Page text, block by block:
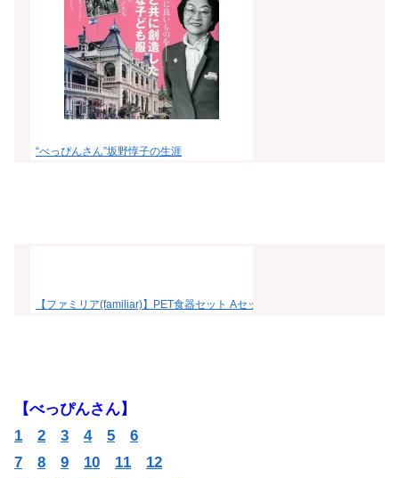
“べっぴんさん”坂野惇子の生涯
【ファミリア(familiar)】PET食器セット Aセット【お届け指定は注文日か
【べっぴんさん】
1
2 3 4 5
6
7
8 9 10 11
12